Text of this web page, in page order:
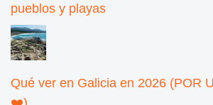
pueblos y playas
Qué ver en Galicia en 2026 (POR